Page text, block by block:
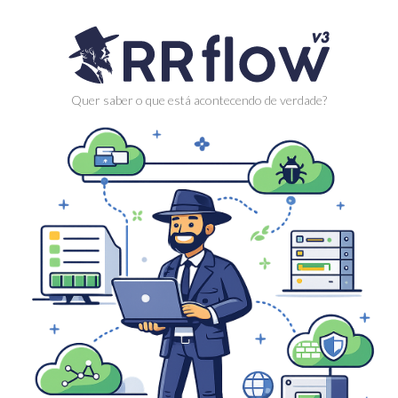
Quer saber o que está acontecendo de verdade?